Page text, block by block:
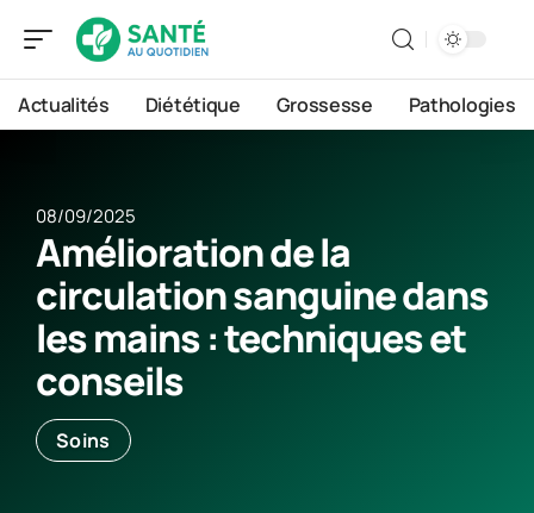
Actualités Diététique Grossesse Pathologies
08/09/2025
Amélioration de la
circulation sanguine dans
les mains : techniques et
conseils
Soins